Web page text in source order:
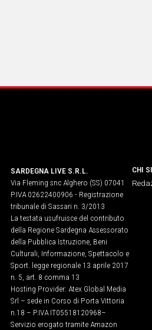
SARDEGNA LIVE S.R.L.
Via Fleming snc Alghero (SS) 07041
P.IVA 02622400906 - Registrazione
tribunale di Sassari n. 3/2013
La testata usufruisce del contributo
della Regione Sardegna Assessorato
della Pubblica Istruzione, Beni
Culturali, Informazione, Spettacolo e
Sport. legge regionale 13 aprile 2017
n. 5, art. 8 comma 13
Hosting Provider: Atex Global Media
Srl – sede in Corso di Porta Vittoria
n.18 – P.IVA IT05518120968​–
Servizio erogato tramite Amazon
CHI